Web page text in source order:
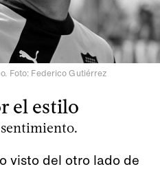
Foto: Federico Gutiérrez
el estilo
visto del otro lado de